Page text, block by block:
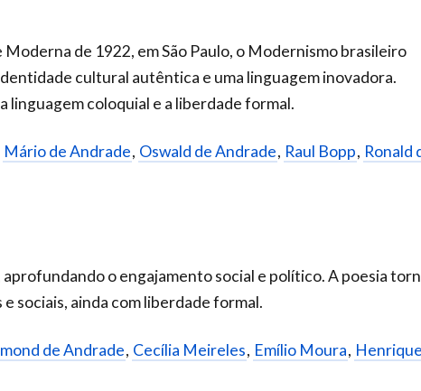
de 1922, em São Paulo, o Modernismo brasileiro
cultural autêntica e uma linguagem inovadora.
linguagem coloquial e a liberdade formal.
Mário de Andrade, Oswald de Andrade, Raul Bopp, Ronald
o engajamento social e político. A poesia
sociais, ainda com liberdade formal.
de Andrade, Cecília Meireles, Emílio Moura,